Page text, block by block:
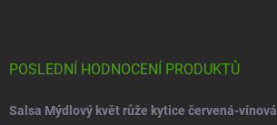
POSLEDNÍ HODNOCENÍ PRODUKTŮ
Salsa Mýdlový květ růže kytice červená-vínová